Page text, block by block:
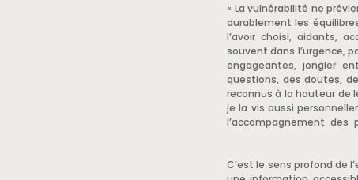
« La vulnérabilité ne
durablement les
l’avoir choisi, aidants,
souvent dans l’urgence,
engageantes, jongler
questions, des doutes,
reconnus à la hauteur de
je la vis aussi
l’accompagnement
C’est le sens profond de